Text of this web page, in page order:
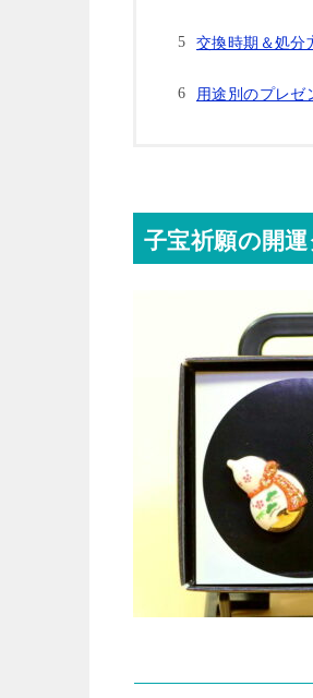
交換時期＆処分
用途別のプレゼ
子宝祈願の開